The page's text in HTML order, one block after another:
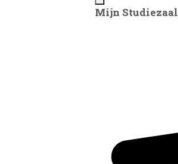
Mijn Studiezaal